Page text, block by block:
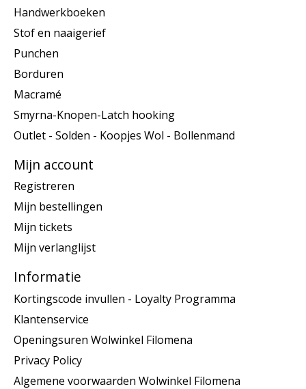
Handwerkboeken
Stof en naaigerief
Punchen
Borduren
Macramé
Smyrna-Knopen-Latch hooking
Outlet - Solden - Koopjes Wol - Bollenmand
Mijn account
Registreren
Mijn bestellingen
Mijn tickets
Mijn verlanglijst
Informatie
Kortingscode invullen - Loyalty Programma
Klantenservice
Openingsuren Wolwinkel Filomena
Privacy Policy
Algemene voorwaarden Wolwinkel Filomena